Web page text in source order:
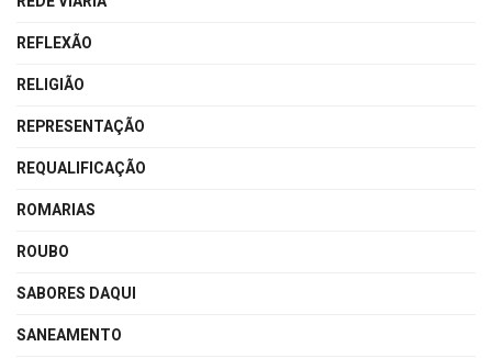
REFLEXÃO
RELIGIÃO
REPRESENTAÇÃO
REQUALIFICAÇÃO
ROMARIAS
ROUBO
SABORES DAQUI
SANEAMENTO